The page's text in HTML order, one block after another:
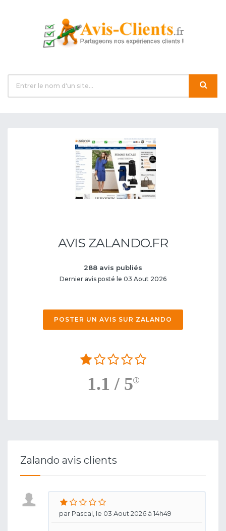
AVIS ZALANDO.FR
288 avis publiés
Dernier avis posté le 03 Aout 2026
POSTER UN AVIS SUR ZALANDO
1.1 / 5
Zalando avis clients
par Pascal, le 03 Aout 2026 à 14h49